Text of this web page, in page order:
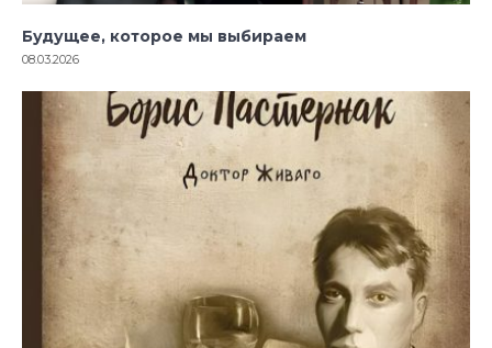
Будущее, которое мы выбираем
08.03.2026